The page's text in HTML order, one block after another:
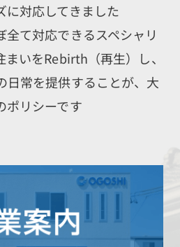
に対応してきました
て対応できるスペシャリ
いをRebirth（再生）し、
日常を提供することが、大
ポリシーです